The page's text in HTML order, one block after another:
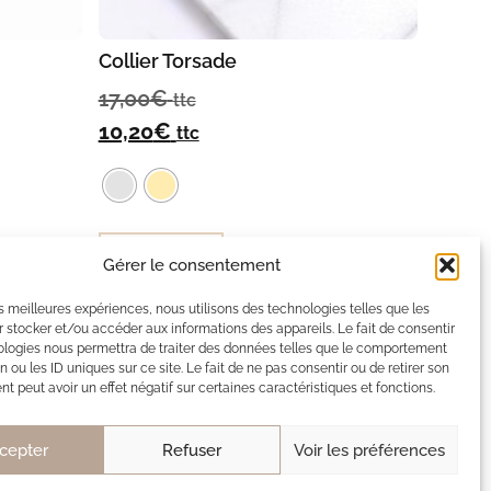
Gérer le consentement
meilleures expériences, nous utilisons des technologies telles que les
stocker et/ou accéder aux informations des appareils. Le fait de consentir
nous permettra de traiter des données telles que le comportement
ou les ID uniques sur ce site. Le fait de ne pas consentir ou de retirer son
peut avoir un effet négatif sur certaines caractéristiques et fonctions.
Refuser Voir les préférences
Collier Torsade
17,00€ ttc
10,20€ ttc